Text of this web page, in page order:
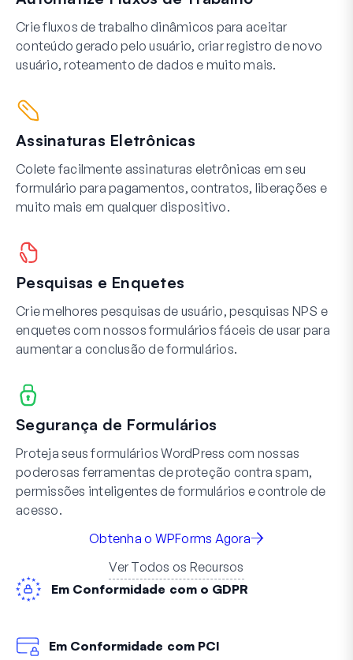
Crie fluxos de trabalho dinâmicos para aceitar
conteúdo gerado pelo usuário, criar registro de novo
usuário, roteamento de dados e muito mais.
Assinaturas Eletrônicas
Colete facilmente assinaturas eletrônicas em seu
formulário para pagamentos, contratos, liberações e
muito mais em qualquer dispositivo.
Pesquisas e Enquetes
Crie melhores pesquisas de usuário, pesquisas NPS e
enquetes com nossos formulários fáceis de usar para
aumentar a conclusão de formulários.
Segurança de Formulários
Proteja seus formulários WordPress com nossas
poderosas ferramentas de proteção contra spam,
permissões inteligentes de formulários e controle de
acesso.
Obtenha o WPForms Agora
Ver Todos os Recursos
Em Conformidade com o GDPR
Em Conformidade com PCI